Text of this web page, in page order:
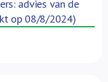
advies van de
op 08/8/2024)